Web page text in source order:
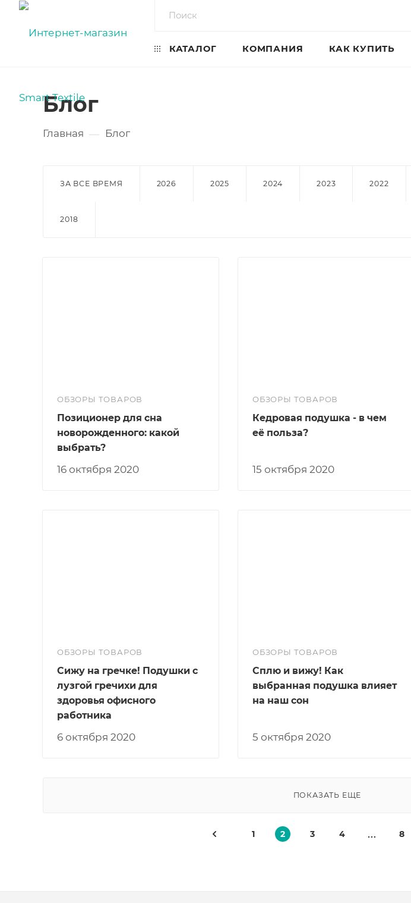
КАТАЛОГ КОМПАНИЯ КАК КУПИТЬ
Блог
Главная — Блог
ЗА ВСЕ ВРЕМЯ 2026 2025 2024 2023 2022
2018
ОБЗОРЫ ТОВАРОВ
16 октября 2020
Позиционер для сна
новорожденного: какой
выбрать?
ОБЗОРЫ ТОВАРОВ
15 октября 2020
Кедровая подушка - в чем
её польза?
ОБЗОРЫ ТОВАРОВ
6 октября 2020
Сижу на гречке! Подушки с
лузгой гречихи для
здоровья офисного
работника
ОБЗОРЫ ТОВАРОВ
5 октября 2020
Сплю и вижу! Как
выбранная подушка влияет
на наш сон
ПОКАЗАТЬ ЕЩЕ
1 2 3 4 8